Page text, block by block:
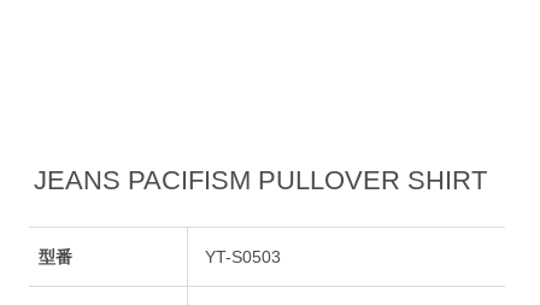
JEANS PACIFISM PULLOVER SHIRT
型番 YT-S0503